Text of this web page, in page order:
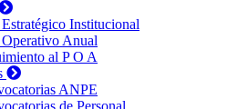
Institucional
Anual
al P O A
ANPE
de Personal